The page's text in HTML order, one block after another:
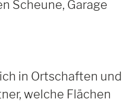
Scheune, Garage
in Ortschaften und
welche Flächen